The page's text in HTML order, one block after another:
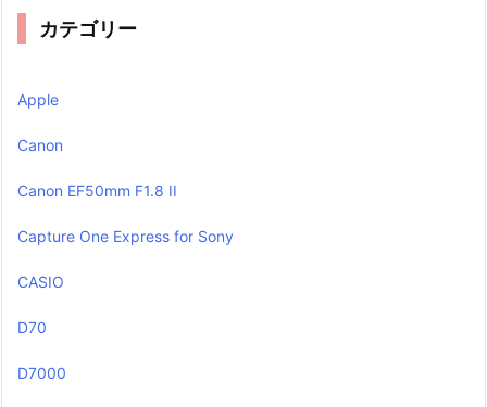
カテゴリー
Apple
Canon
Canon EF50mm F1.8 II
Capture One Express for Sony
CASIO
D70
D7000